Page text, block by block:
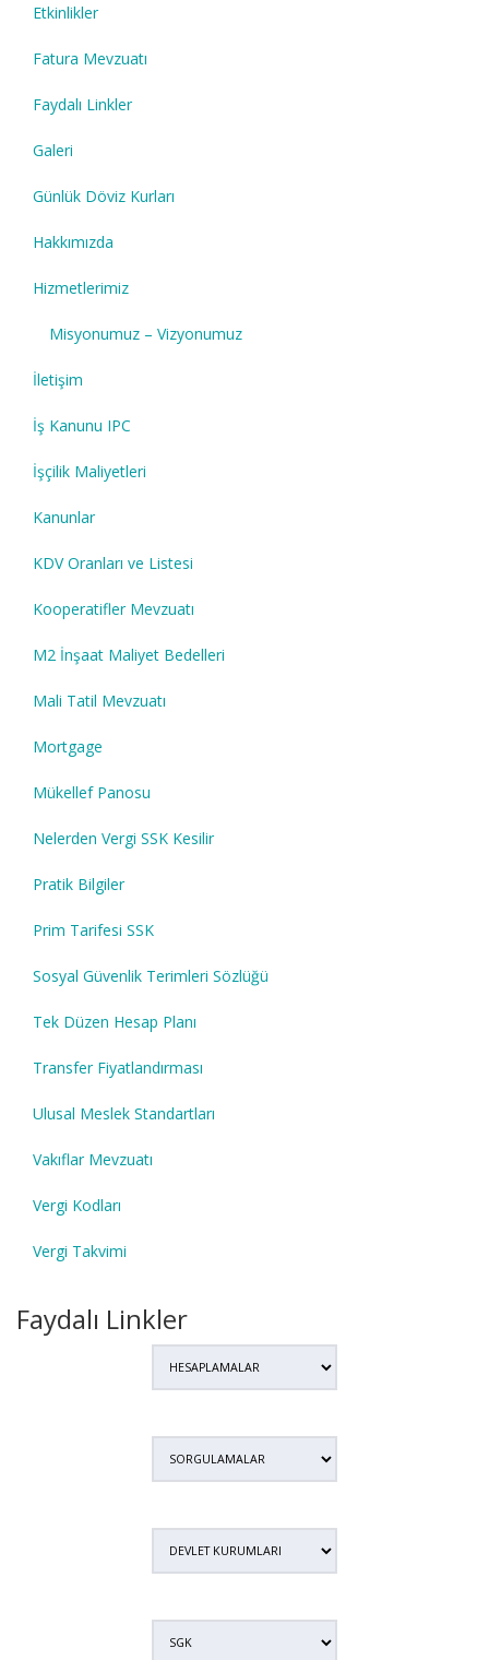
Etkinlikler
Fatura Mevzuatı
Faydalı Linkler
Galeri
Günlük Döviz Kurları
Hakkımızda
Hizmetlerimiz
Misyonumuz – Vizyonumuz
İletişim
İş Kanunu IPC
İşçilik Maliyetleri
Kanunlar
KDV Oranları ve Listesi
Kooperatifler Mevzuatı
M2 İnşaat Maliyet Bedelleri
Mali Tatil Mevzuatı
Mortgage
Mükellef Panosu
Nelerden Vergi SSK Kesilir
Pratik Bilgiler
Prim Tarifesi SSK
Sosyal Güvenlik Terimleri Sözlüğü
Tek Düzen Hesap Planı
Transfer Fiyatlandırması
Ulusal Meslek Standartları
Vakıflar Mevzuatı
Vergi Kodları
Vergi Takvimi
Faydalı Linkler